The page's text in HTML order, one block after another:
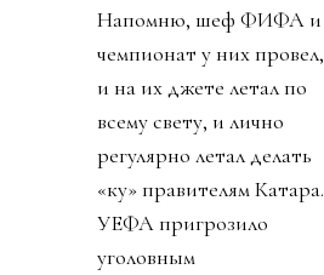
Напомню, шеф ФИФА и
чемпионат у них провел,
и на их джете летал по
всему свету, и лично
регулярно летал делать
«ку» правителям Катара.
УЕФА пригрозило
уголовным